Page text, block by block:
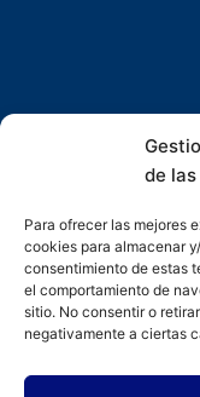
de
Para ofrecer las mejores
cookies para almacenar
consentimiento de estas
el comportamiento de
sitio. No consentir o
negativamente a ciertas
F
a
c
e
b
o